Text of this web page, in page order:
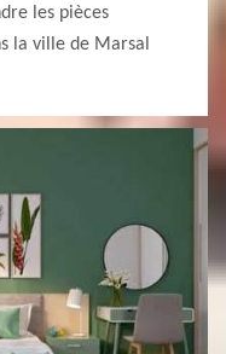
les pièces
la ville de Marsal